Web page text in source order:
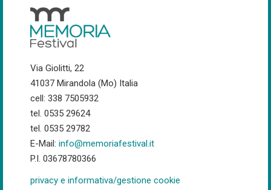
Via Giolitti, 22
41037 Mirandola (Mo) Italia
cell: 338 7505932
tel. 0535 29624
tel. 0535 29782
E-Mail: info@memoriafestival.it
P.I. 03678780366
privacy e informativa/gestione cookie